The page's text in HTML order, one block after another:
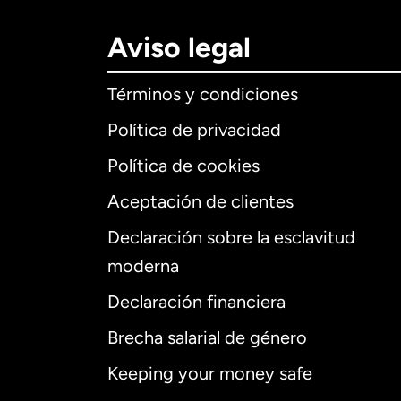
Aviso legal
Términos y condiciones
Política de privacidad
Política de cookies
Aceptación de clientes
Declaración sobre la esclavitud
moderna
Declaración financiera
Brecha salarial de género
Keeping your money safe
Internacional
Alemania